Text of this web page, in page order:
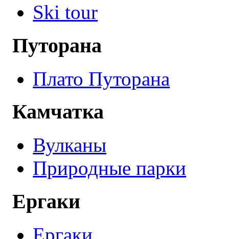
Ski tour
Путорана
Плато Путорана
Камчатка
Вулканы
Природные парки
Ергаки
Ергаки